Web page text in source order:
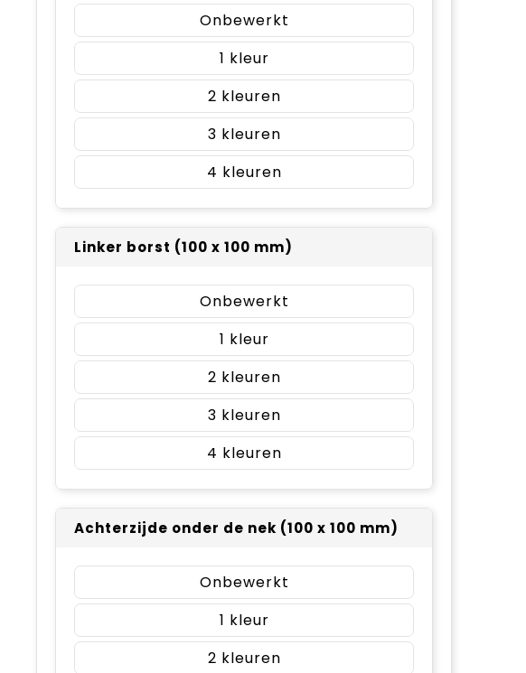
Onbewerkt
1
2
3
4
Linker borst (100 x 100 mm)
Onbewerkt
1
2
3
4
Achterzijde onder de nek (100 x 100 mm)
Onbewerkt
1
2